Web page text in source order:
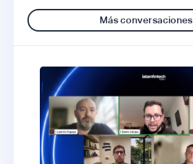
Más conversaciones